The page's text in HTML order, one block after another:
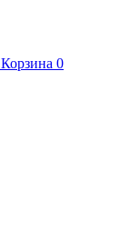
Корзина 0